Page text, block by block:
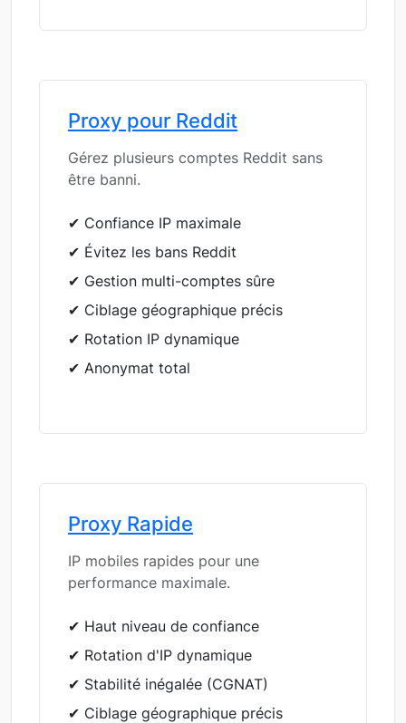
Proxy pour Reddit
Gérez plusieurs comptes Reddit sans
être banni.
✔ Confiance IP maximale
✔ Évitez les bans Reddit
✔ Gestion multi-comptes sûre
✔ Ciblage géographique précis
✔ Rotation IP dynamique
✔ Anonymat total
Proxy Rapide
IP mobiles rapides pour une
performance maximale.
✔ Haut niveau de confiance
✔ Rotation d'IP dynamique
✔ Stabilité inégalée (CGNAT)
✔ Ciblage géographique précis